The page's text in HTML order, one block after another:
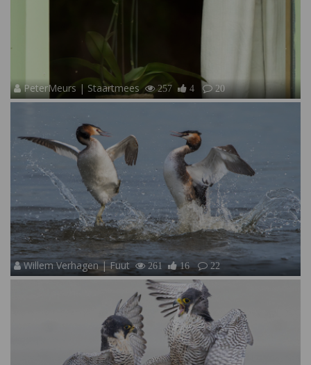
PeterMeurs | Staartmees 257 4 20
Willem Verhagen | Fuut 261 16 22